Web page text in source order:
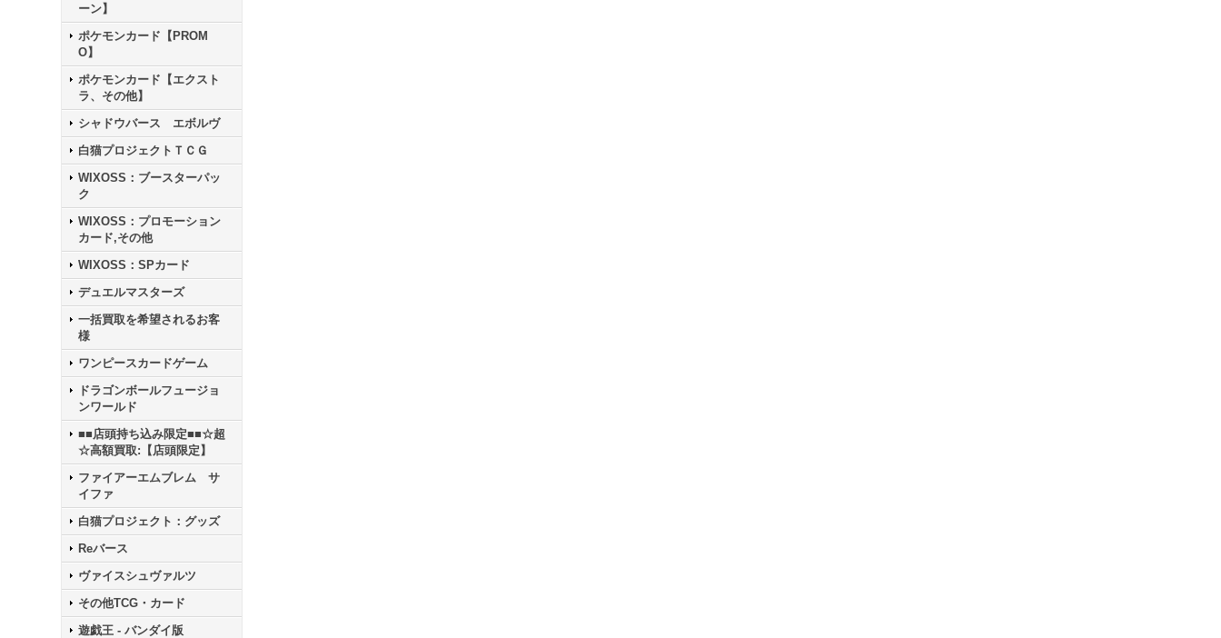
ーン】
ポケモンカード【PROM
O】
ポケモンカード【エクスト
ラ、その他】
シャドウバース エボルヴ
白猫プロジェクトＴＣＧ
WIXOSS：ブースターパッ
ク
WIXOSS：プロモーション
カード,その他
WIXOSS：SPカード
デュエルマスターズ
一括買取を希望されるお客
様
ワンピースカードゲーム
ドラゴンボールフュージョ
ンワールド
■■店頭持ち込み限定■■☆超
☆高額買取:【店頭限定】
ファイアーエムブレム サ
イファ
白猫プロジェクト：グッズ
Reバース
ヴァイスシュヴァルツ
その他TCG・カード
遊戯王 - バンダイ版